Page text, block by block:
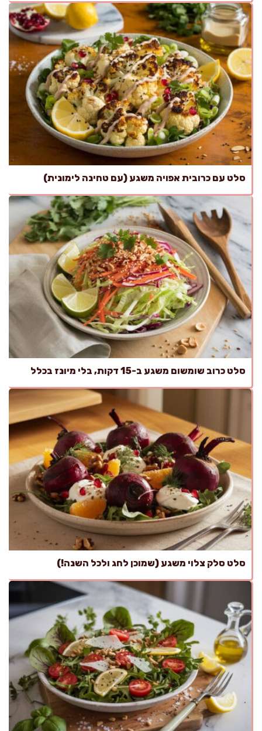
סלט עם כרובית אפויה משגע (עם טחינה לימונית)
סלט כרוב שומשום משגע ב-15 דקות, בלי מיונז בכלל
סלט סלק צלוי משגע (שמוכן לחג ולכל השנה!)